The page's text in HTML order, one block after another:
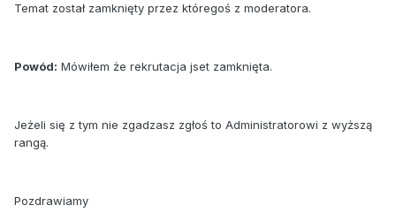
Temat został zamknięty przez któregoś z moderatora.
Powód: Mówiłem że rekrutacja jset zamknięta.
Jeżeli się z tym nie zgadzasz zgłoś to Administratorowi z wyższą
rangą.
Pozdrawiamy